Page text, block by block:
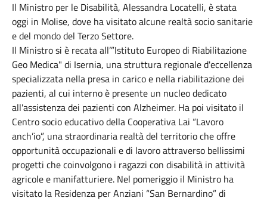
Il Ministro per le Disabilità, Alessandra Locatelli, è stata
oggi in Molise, dove ha visitato alcune realtà socio sanitarie
e del mondo del Terzo Settore.
Il Ministro si è recata all’”Istituto Europeo di Riabilitazione
Geo Medica" di Isernia, una struttura regionale d'eccellenza
specializzata nella presa in carico e nella riabilitazione dei
pazienti, al cui interno è presente un nucleo dedicato
all'assistenza dei pazienti con Alzheimer. Ha poi visitato il
Centro socio educativo della Cooperativa Lai “Lavoro
anch’io”, una straordinaria realtà del territorio che offre
opportunità occupazionali e di lavoro attraverso bellissimi
progetti che coinvolgono i ragazzi con disabilità in attività
agricole e manifatturiere. Nel pomeriggio il Ministro ha
visitato la Residenza per Anziani “San Bernardino” di